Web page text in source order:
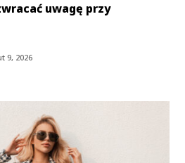
uwagę przy
9, 2026